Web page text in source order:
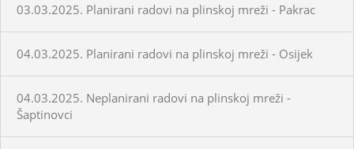
03.03.2025. Planirani radovi na plinskoj mreži - Pakrac
04.03.2025. Planirani radovi na plinskoj mreži - Osijek
04.03.2025. Neplanirani radovi na plinskoj mreži -
Šaptinovci